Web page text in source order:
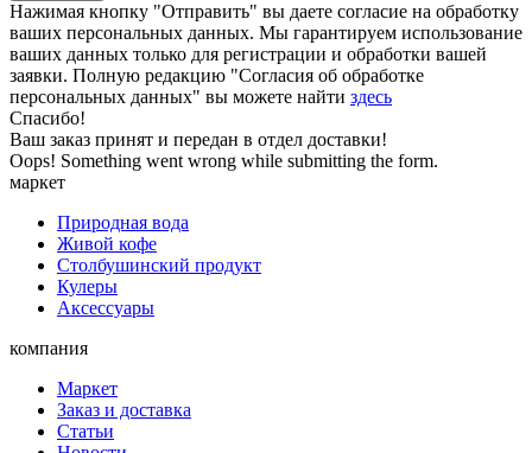
Нажимая кнопку "Отправить" вы даете согласие на обработку
ваших персональных данных. Мы гарантируем использование
ваших данных только для регистрации и обработки вашей
заявки. Полную редакцию "Согласия об обработке
персональных данных" вы можете найти здесь
Спасибо!
Ваш заказ принят и передан в отдел доставки!
Oops! Something went wrong while submitting the form.
маркет
Природная вода
Живой кофе
Столбушинский продукт
Кулеры
Аксессуары
компания
Маркет
Заказ и доставка
Статьи